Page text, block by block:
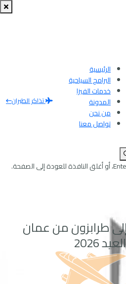
الرئيسية
البرامج السياحية
خدمات الفيزا
المدونة
من نحن
تواصل معنا
تذاكر الطيران
طرابزون من عمان
2026